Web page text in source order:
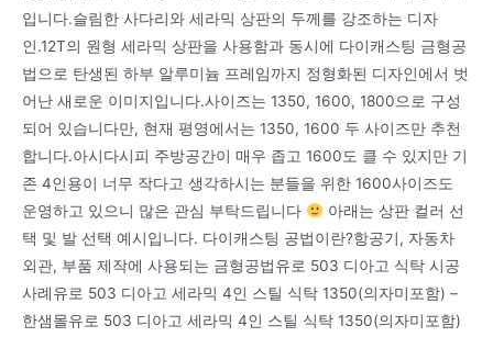
입니다.슬림한 사다리와 세라믹 상판의 두께를 강조하는 디자
인.12T의 원형 세라믹 상판을 사용함과 동시에 다이캐스팅 금형공
법으로 탄생된 하부 알루미늄 프레임까지 정형화된 디자인에서 벗
어난 새로운 이미지입니다.사이즈는 1350, 1600, 1800으로 구성
되어 있습니다만, 현재 평영에서는 1350, 1600 두 사이즈만 추천
합니다.아시다시피 주방공간이 매우 좁고 1600도 클 수 있지만 기
존 4인용이 너무 작다고 생각하시는 분들을 위한 1600사이즈도
운영하고 있으니 많은 관심 부탁드립니다
아래는 상판 컬러 선
택 및 발 선택 예시입니다. 다이캐스팅 공법이란?항공기, 자동차
외관, 부품 제작에 사용되는 금형공법유로 503 디아고 식탁 시공
사례유로 503 디아고 세라믹 4인 스틸 식탁 1350(의자미포함) –
한샘몰유로 503 디아고 세라믹 4인 스틸 식탁 1350(의자미포함)